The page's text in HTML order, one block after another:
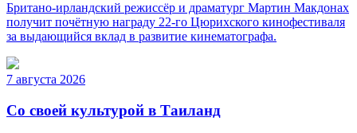
Британо-ирландский режиссёр и драматург Мартин Макдонах
получит почётную награду 22-го Цюрихского кинофестиваля
за выдающийся вклад в развитие кинематографа.
7 августа 2026
Со своей культурой в Таиланд